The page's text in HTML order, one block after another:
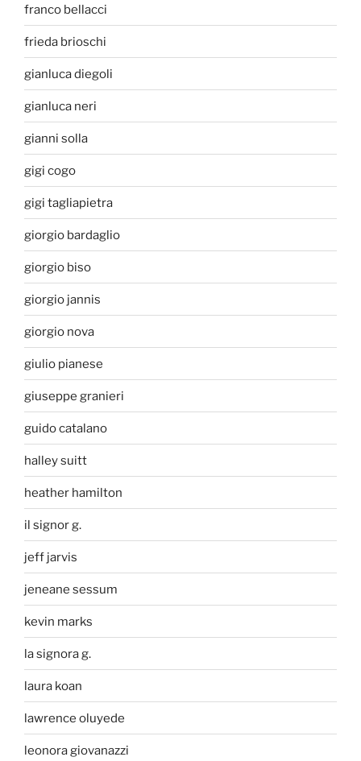
franco bellacci
frieda brioschi
gianluca diegoli
gianluca neri
gianni solla
gigi cogo
gigi tagliapietra
giorgio bardaglio
giorgio biso
giorgio jannis
giorgio nova
giulio pianese
giuseppe granieri
guido catalano
halley suitt
heather hamilton
il signor g.
jeff jarvis
jeneane sessum
kevin marks
la signora g.
laura koan
lawrence oluyede
leonora giovanazzi